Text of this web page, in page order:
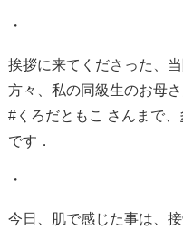
・
挨拶に来てくださった、
方々、私の同級生のお母さ
#くろだともこ さんまで
です．
・
今日、肌で感じた事は、